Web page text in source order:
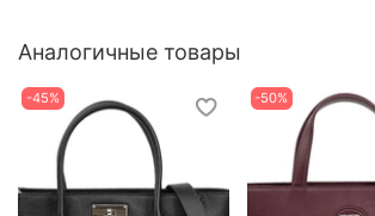
Аналогичные товары
-45% -50%